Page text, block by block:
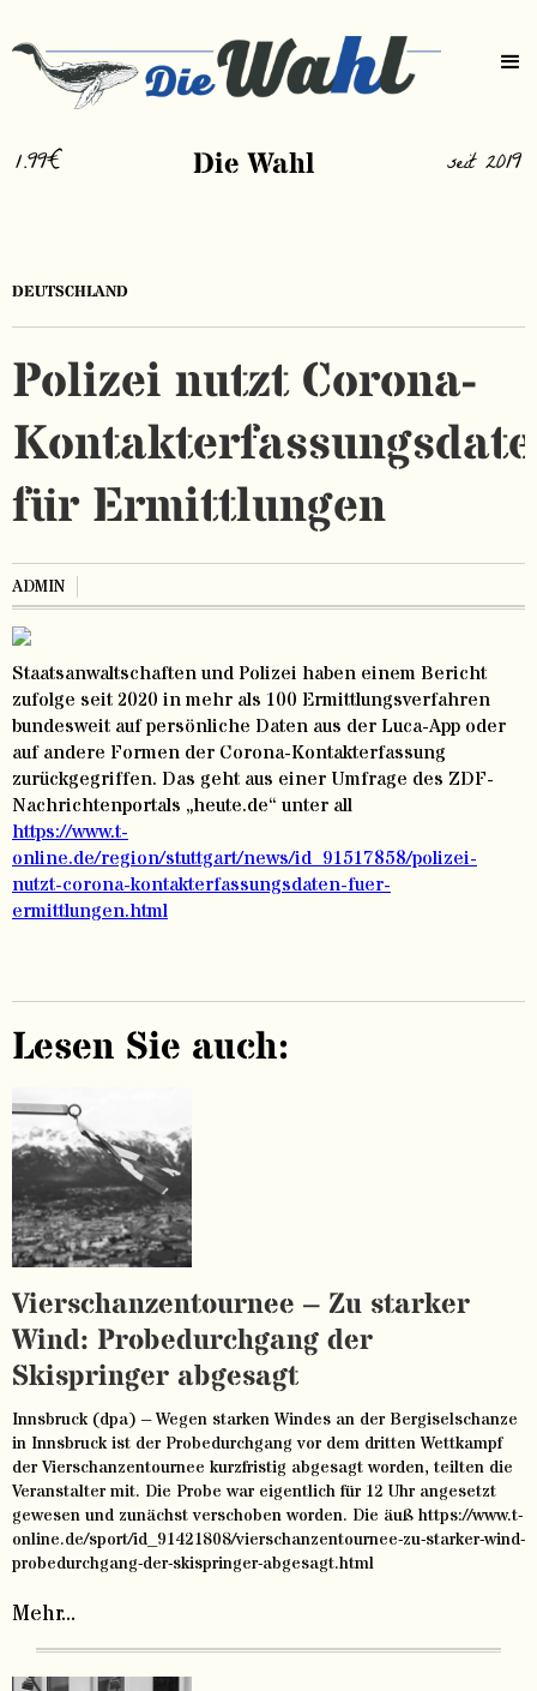
1.99€ Die Wahl seit 2019
DEUTSCHLAND
Polizei nutzt Corona-
für Ermittlungen
ADMIN
Staatsanwaltschaften und Polizei haben einem Bericht
zufolge seit 2020 in mehr als 100 Ermittlungsverfahren
bundesweit auf persönliche Daten aus der Luca-App oder
auf andere Formen der Corona-Kontakterfassung
zurückgegriffen. Das geht aus einer Umfrage des ZDF-
Nachrichtenportals „heute.de“ unter all
https://www.t-
online.de/region/stuttgart/news/id_91517858/polizei-
nutzt-corona-kontakterfassungsdaten-fuer-
ermittlungen.html
Lesen Sie auch:
Vierschanzentournee – Zu starker
Wind: Probedurchgang der
Skispringer abgesagt
Innsbruck (dpa) – Wegen starken Windes an der Bergiselschanze
in Innsbruck ist der Probedurchgang vor dem dritten Wettkampf
der Vierschanzentournee kurzfristig abgesagt worden, teilten die
Veranstalter mit. Die Probe war eigentlich für 12 Uhr angesetzt
gewesen und zunächst verschoben worden. Die äuß https://www.t-
online.de/sport/id_91421808/vierschanzentournee-zu-starker-wind-
probedurchgang-der-skispringer-abgesagt.html
Mehr...